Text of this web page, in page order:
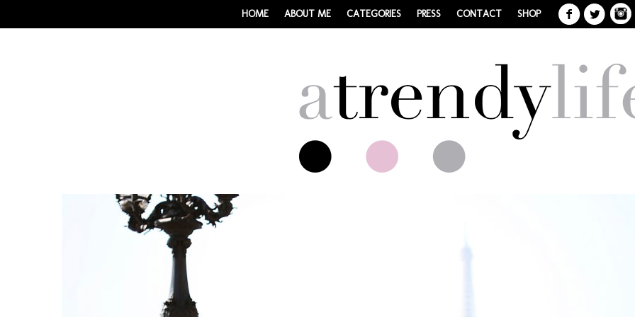
HOME ABOUT ME CATEGORIES PRESS CONTACT SHOP